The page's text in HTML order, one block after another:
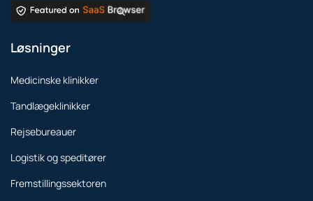
Løsninger
Medicinske klinikker
Tandlægeklinikker
Rejsebureauer
Logistik og speditører
Fremstillingssektoren